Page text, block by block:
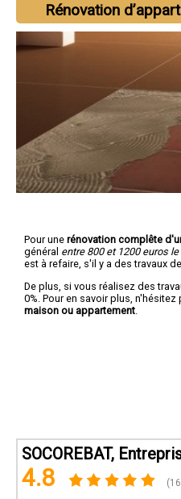
Rénovation
Pour une rénovation complête
général entre 800 et 1200 euros le
est à refaire, s'il y a des travaux
De plus, si vous réalisez des
0%. Pour en savoir plus,
maison ou appartement
SOCOREBAT,
4.8